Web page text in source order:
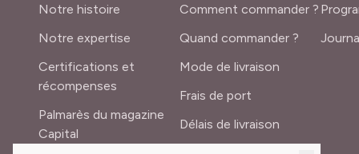
Notre histoire
Notre expertise
Certifications et
récompenses
Palmarès du magazine
Capital
Comment commander ?
Quand commander ?
Mode de livraison
Frais de port
Délais de livraison